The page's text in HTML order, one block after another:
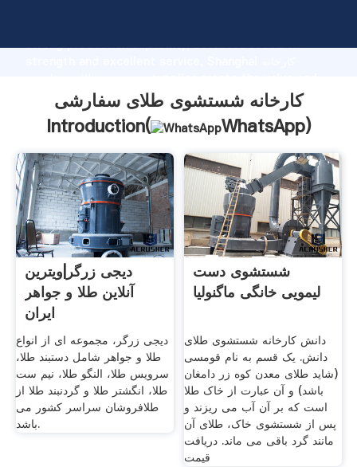
strong production capability, advanced research
bring values to all of customers.
کارخانه شستشوی طلای سفارشی
Introduction(
WhatsApp)
دیجی زرگر|ویترین
آنلاین طلا و جواهر
ایران
دیجی زرگر، مجموعه ای از انواع
طلا و جواهر شامل دستبند طلا،
سرویس طلا، النگو طلا، نیم ست
طلا، انگشتر طلا و گردنبند طلا از
طلافروشان سراسر کشور می
باشد.
شستشوی دست
لیمویی خانگی ماگنولیا
دانش کارخانه شستشوی طلای
دانش. یک قسم به نام قومسی
(شاید طلای معدن کوه زر دامغان
باشد) و آن عبارت از خاک طلا
است که بر آن آب می ریزند و
پس از شستشوی خاک، طلای آن
مانند گرد باقی می ماند. دریافت
قیمت